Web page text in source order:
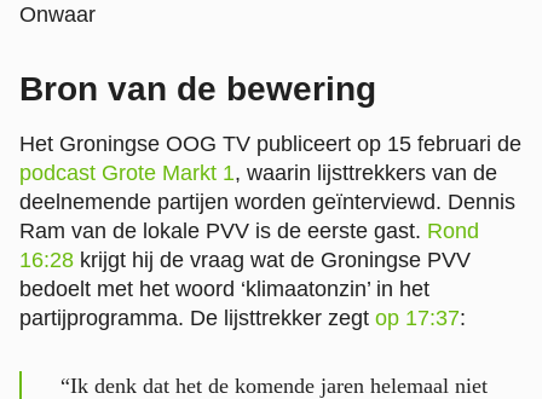
Onwaar
Bron van de bewering
Het Groningse OOG TV publiceert op 15 februari de
podcast Grote Markt 1, waarin lijsttrekkers van de
deelnemende partijen worden geïnterviewd. Dennis
Ram van de lokale PVV is de eerste gast. Rond
16:28 krijgt hij de vraag wat de Groningse PVV
bedoelt met het woord ‘klimaatonzin’ in het
partijprogramma. De lijsttrekker zegt op 17:37:
“Ik denk dat het de komende jaren helemaal niet